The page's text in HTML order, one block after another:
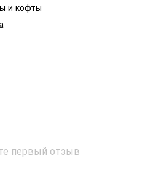
и кофты
первый отзыв